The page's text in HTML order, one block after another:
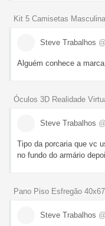
Kit 5 Camisetas
Steve Trabalhos
Alguém conhece a
Óculos 3D Realidade
Steve Trabalhos
Tipo da porcaria que vc
no fundo do armário
Pano Piso Esfregão
Steve Trabalhos